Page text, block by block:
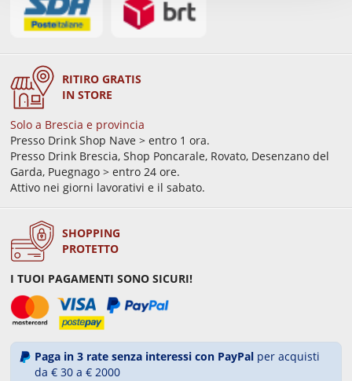
RITIRO GRATIS
IN STORE
Solo a Brescia e provincia
Presso Drink Shop Nave > entro 1 ora.
Presso Drink Brescia, Shop Poncarale, Rovato, Desenzano del
Garda, Puegnago > entro 24 ore.
Attivo nei giorni lavorativi e il sabato.
SHOPPING
PROTETTO
I TUOI PAGAMENTI SONO SICURI!
Paga in 3 rate senza interessi con PayPal per acquisti
da € 30 a € 2000